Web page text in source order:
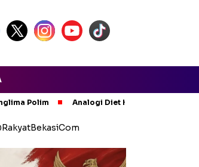
Polim Analogi Diet Korupsi: Alarm